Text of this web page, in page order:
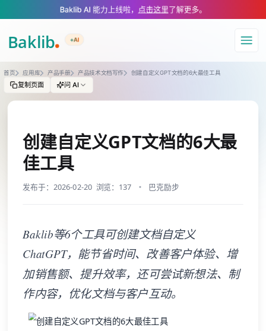
A Markdown version of this page is available at https://
Baklib AI 能力上线啦， 点击这里了解更多。
+AI
导航
首页 应用库 产品手册 产品技术文档写作 创建自定义GPT文档的6大最佳工具
复制页面 问 AI
创建自定义GPT文档的6大最
佳工具
发布于：2026-02-20 浏览：137 巴克励步
Baklib等6个工具可创建文档自定义
ChatGPT，能节省时间、改善客户体验、增
加销售额、提升效率，还可尝试新想法、制
作内容，优化文档与客户互动。